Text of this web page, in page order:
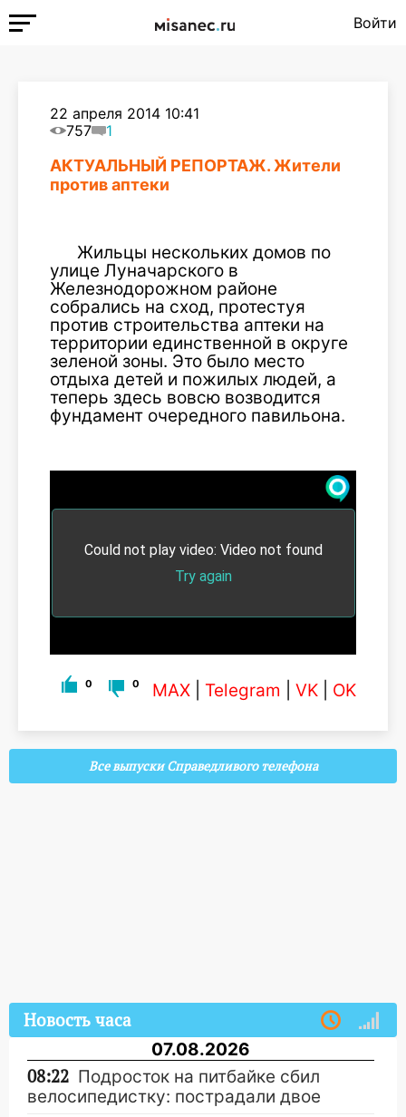
Войти
22 апреля 2014 10:41
757
1
АКТУАЛЬНЫЙ РЕПОРТАЖ. Жители
против аптеки
Жильцы нескольких домов по
улице Луначарского в
Железнодорожном районе
собрались на сход, протестуя
против строительства аптеки на
территории единственной в округе
зеленой зоны. Это было место
отдыха детей и пожилых людей, а
теперь здесь вовсю возводится
фундамент очередного павильона.
0 0 MAX Telegram VK OK
Все выпуски Справедливого телефона
Новость часа
07.08.2026
08:22 Подросток на питбайке сбил
велосипедистку: пострадали двое